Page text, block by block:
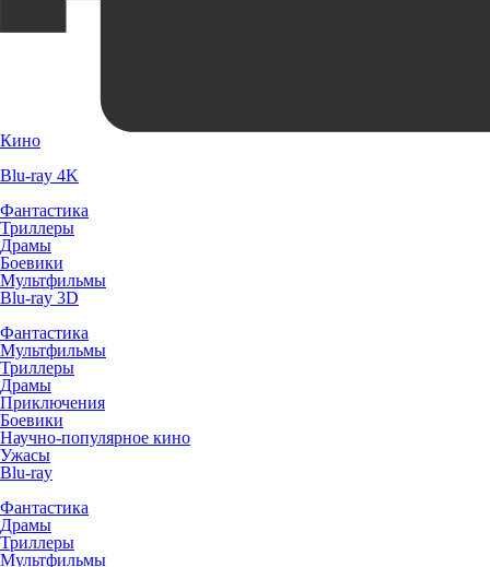
Кино
Blu-ray 4K
Фантастика
Триллеры
Драмы
Боевики
Мультфильмы
Blu-ray 3D
Фантастика
Мультфильмы
Триллеры
Драмы
Приключения
Боевики
Научно-популярное кино
Ужасы
Blu-ray
Фантастика
Драмы
Триллеры
Мультфильмы